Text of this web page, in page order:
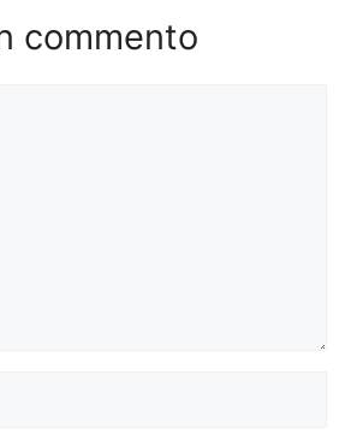
commento